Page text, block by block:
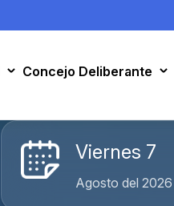
Concejo Deliberante
Viernes 7
Agosto del 2026